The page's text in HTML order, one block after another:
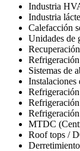
Industria
Industria
Calefacción
Unidades de
Sistemas de
Instalaciones
MTDC
Roof tops /